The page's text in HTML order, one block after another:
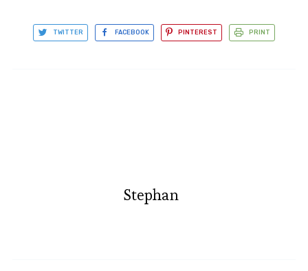
TWITTER FACEBOOK PINTEREST PRINT
Stephan